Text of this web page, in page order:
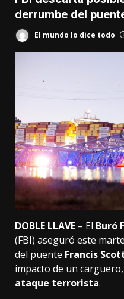
derrumbe del
El mundo lo dice todo
DOBLE LLAVE – El Buró
(FBI) aseguró este
del puente Francis
impacto de un
ataque terrorista.